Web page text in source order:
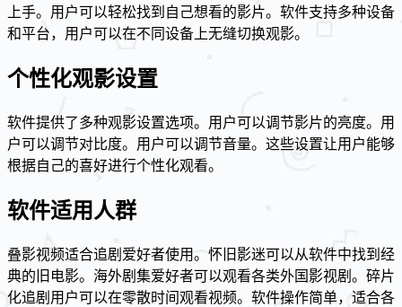
上手。用户可以轻松找到自己想看的影片。软件支持多种设备
和平台，用户可以在不同设备上无缝切换观影。
个性化观影设置
软件提供了多种观影设置选项。用户可以调节影片的亮度。用
户可以调节对比度。用户可以调节音量。这些设置让用户能够
根据自己的喜好进行个性化观看。
软件适用人群
叠影视频适合追剧爱好者使用。怀旧影迷可以从软件中找到经
典的旧电影。海外剧集爱好者可以观看各类外国影视剧。碎片
化追剧用户可以在零散时间观看视频。软件操作简单，适合各